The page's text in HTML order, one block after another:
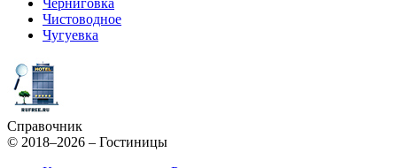
Черниговка
Чистоводное
Чугуевка
Справочник
© 2018–2026 – Гостиницы